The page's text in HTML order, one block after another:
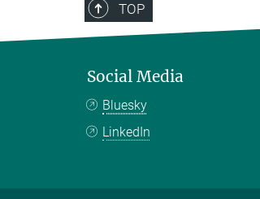
TOP
Social Media
Bluesky
LinkedIn